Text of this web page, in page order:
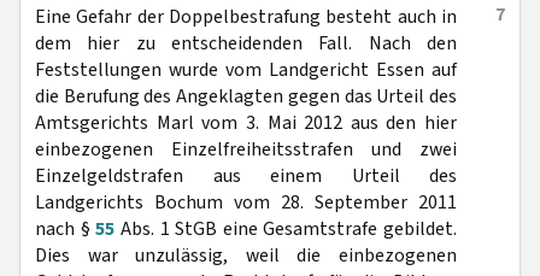
7
Eine Gefahr der Doppelbestrafung besteht auch in
dem hier zu entscheidenden Fall. Nach den
Feststellungen wurde vom Landgericht Essen auf
die Berufung des Angeklagten gegen das Urteil des
Amtsgerichts Marl vom 3. Mai 2012 aus den hier
einbezogenen Einzelfreiheitsstrafen und zwei
Einzelgeldstrafen aus einem Urteil des
Landgerichts Bochum vom 28. September 2011
nach §55 Abs. 1 StGB eine Gesamtstrafe gebildet.
Dies war unzulässig, weil die einbezogenen